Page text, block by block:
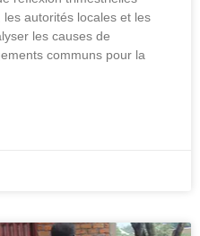
autorités locales et les
les causes de
communs pour la